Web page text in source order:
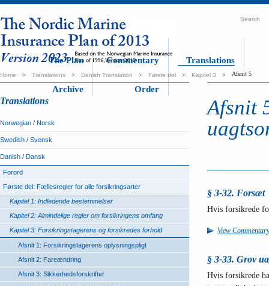
The Plan Commentary Translations
Archive Order
Search
Home > Translations > Danish Translation > Første del > Kapitel 3 > Afsnit 5
Translations
Norwegian / Norsk
Swedish / Svensk
Danish / Dansk
Forord
Første del: Fællesregler for alle forsikringsarter
Kapitel 1: Indledende bestemmelser
Kapitel 2: Almindelige regler om forsikringens omfang
Kapitel 3: Forsikringstagerens og forsikredes forhold
Afsnit 1: Forsikringstagerens oplysningspligt
Afsnit 2: Fareændring
Afsnit 3: Sikkerhedsforskrifter
Afsnit
§ 3-32. Forsæt
Hvis forsikrede
View Commentary
§ 3-33. Grov
Hvis forsikrede